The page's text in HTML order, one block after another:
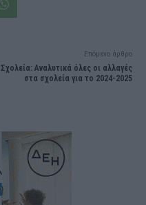
Επόμενο άρθρο
Σχολεία: Αναλυτικά όλες οι αλλαγές
στα σχολεία για το 2024-2025